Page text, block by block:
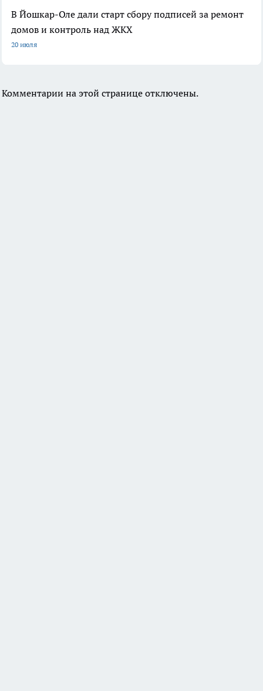
В Йошкар-Оле дали старт сбору подписей за ремонт
домов и контроль над ЖКХ
20 июля
Комментарии на этой странице отключены.